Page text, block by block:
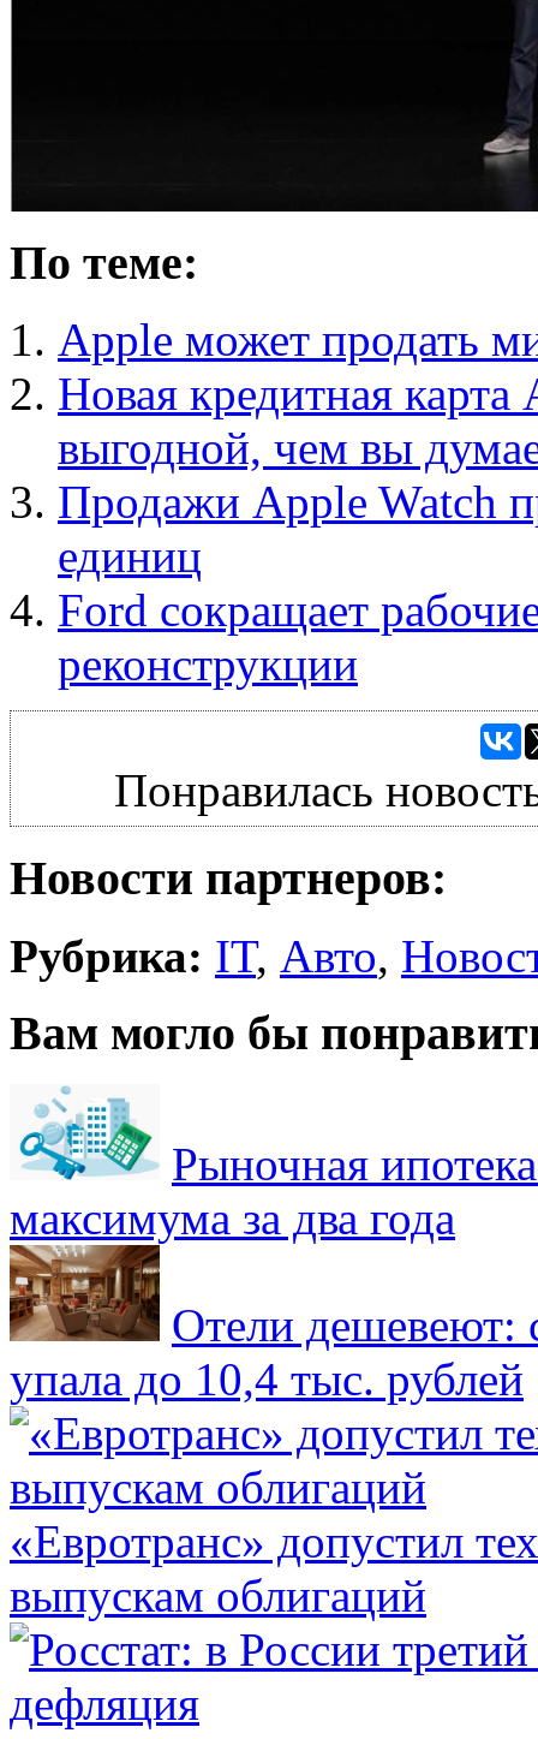
По теме:
Apple может продать
Новая кредитная
выгодной, чем вы
Продажи Apple Watch
единиц
Ford сокращает
реконструкции
Понравилась
Новости партнеров:
Рубрика: IT, Авто,
Вам могло бы
Рыночная
максимума за два года
Отели дешевеют:
упала до 10,4 тыс. рублей
«Евротранс» допустил
выпускам облигаций